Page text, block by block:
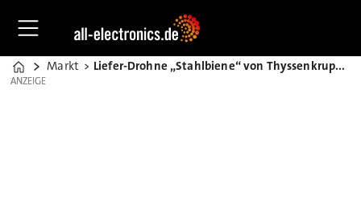
Home
Markt Liefer-Drohne „Stahlbiene“ von Thyssenkrupp transportiert Proben
ANZEIGE
ANZEIGE